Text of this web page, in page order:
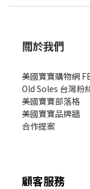
關於我們
美國寶寶購物網
Old Soles 台灣粉
美國寶寶部落格
美國寶寶品牌牆
合作提案
顧客服務